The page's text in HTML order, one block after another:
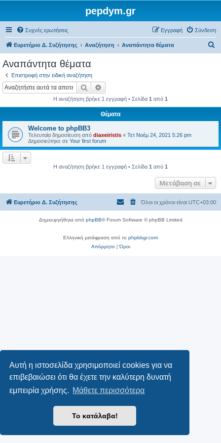
Αυτή η ιστοσελίδα χρησιμοποιεί cookies για να
επιβεβαιώσει ότι θα έχετε την καλύτερη δυνατή
εμπειρία χρήσης. Μάθετε περισσότερα
Το κατάλαβα!
pepdym.gr
Συχνές ερωτήσεις Σύνδεση
Εγγραφή
Ευρετήριο Δ. Συζήτησης Αναζήτηση Αναπάντητα θέματα
Αναπάντητα θέματα
Επιστροφή στην ειδική αναζήτηση
Αναζήτηση
Η αναζήτηση βρήκε 1 εγγραφή • Σελίδα 1 από 1
Θέματα
Welcome to phpBB3
Τελευταία δημοσίευση από diaxeiristis « Τετ Νοέμ 24, 2021 5:26 pm
Δημοσιεύτηκε σε Your first forum
Η αναζήτηση βρήκε 1 εγγραφή • Σελίδα 1 από 1
Μετάβαση σε
Ευρετήριο Δ. Συζήτησης Όλοι οι χρόνοι είναι UTC+03:00
Δημιουργήθηκε από phpBB® Forum Software © phpBB Limited
Ελληνική μετάφραση από το phpbbgr.com
Απόρρητο|Όροι